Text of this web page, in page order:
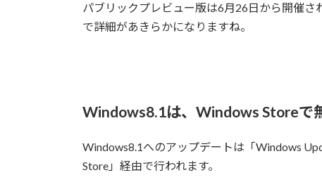
パブリックプレビュー版は6月26日から開催さ
で詳細があきらかになりますね。
Windows8.1は、Windows Storeで
Windows8.1へのアップデートは「Windows
Store」経由で行われます。